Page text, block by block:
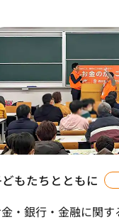
もたちとともに
・銀行・金融に関